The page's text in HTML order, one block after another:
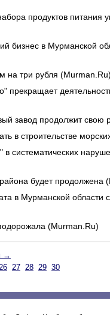
продуктов питания
бизнес в Мурманской
на три рубля (Murman.Ru)
завод продолжит свою
в строительстве
систематических
будет продолжена
в Мурманской области
(Murman.Ru)
→
27 28 29 30